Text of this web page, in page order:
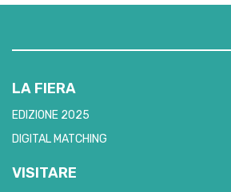
LA FIERA
EDIZIONE 2025
DIGITAL MATCHING
VISITARE